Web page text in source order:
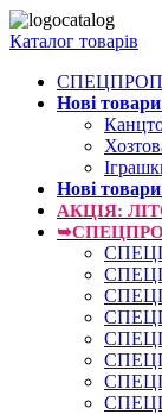
Каталог товарів
Нові
Нові
АКЦІЯ: